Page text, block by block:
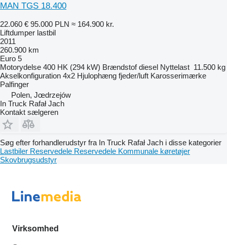
MAN TGS 18.400
22.060 € 95.000 PLN ≈ 164.900 kr.
Liftdumper lastbil
2011
260.900 km
Euro 5
Motorydelse 400 HK (294 kW) Brændstof diesel Nyttelast 11.500 kg
Akselkonfiguration 4x2 Hjulophæng fjeder/luft Karosserimærke
Palfinger
Polen, Jœdrzejów
In Truck Rafał Jach
Kontakt sælgeren
Søg efter forhandlerudstyr fra In Truck Rafał Jach i disse kategorier
Lastbiler Reservedele Reservedele Kommunale køretøjer
Skovbrugsudstyr
Virksomhed